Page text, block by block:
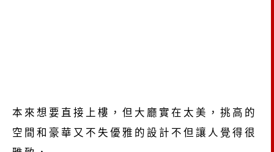
本來想要直接上樓，但大廳實在太美，挑高的
空間和豪華又不失優雅的設計不但讓人覺得很